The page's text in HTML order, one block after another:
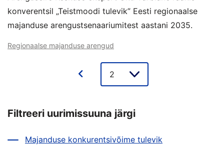
konverentsil „Teistmoodi tulevik” Eesti regionaalse
majanduse arengustsenaariumitest aastani 2035.
Regionaalse majanduse arengud
valik
Filtreeri uurimissuuna järgi
Majanduse konkurentsivõime tulevik